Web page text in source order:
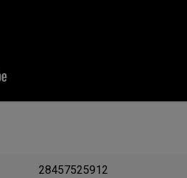
28457525912